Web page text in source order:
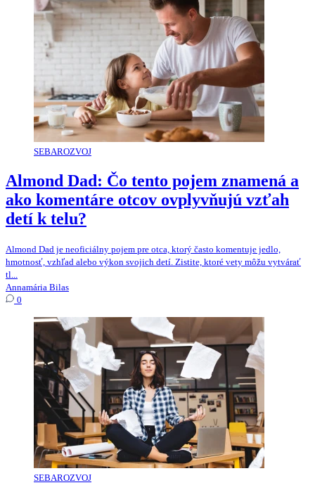
SEBAROZVOJ
Almond Dad: Čo tento pojem znamená a
ako komentáre otcov ovplyvňujú vzťah
detí k telu?
Almond Dad je neoficiálny pojem pre otca, ktorý často komentuje jedlo,
hmotnosť, vzhľad alebo výkon svojich detí. Zistite, ktoré vety môžu vytvárať
tl...
Annamária Bilas
0
SEBAROZVOJ